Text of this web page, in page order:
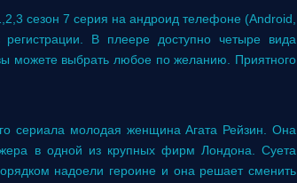
сезон 7 серия на андроид телефоне (Android,
В плеере доступно четыре вида
можете выбрать любое по желанию. Приятного
сериала молодая женщина Агата Рейзин. Она
в одной из крупных фирм Лондона. Суета
надоели героине и она решает сменить